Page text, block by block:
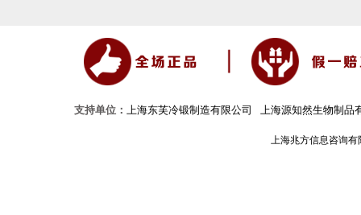
支持单位： 上海东芙冷锻制造有限公司 上海源知然生物制品
上海兆方信息咨询